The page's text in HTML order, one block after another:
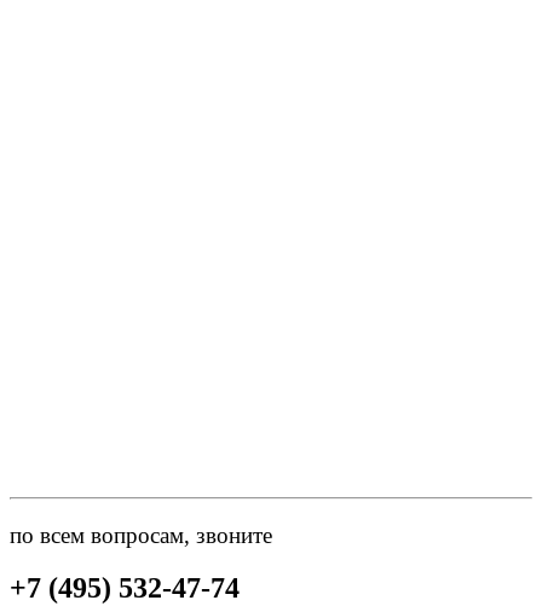
по всем вопросам, звоните
+7 (495) 532-47-74